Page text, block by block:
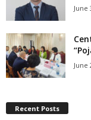
June
June
Recent Posts